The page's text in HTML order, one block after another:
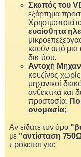
Σκοπός του
εξάρτημα
ευαίσθητα
καούν από μια
δικτύου.
Αντοχή
κουζίνας
μηχανικοί
ανθεκτικά και
προστασία.
ονομασία;
Αν είδατε τον όρο
με "αντίσταση
πρόκειται για: